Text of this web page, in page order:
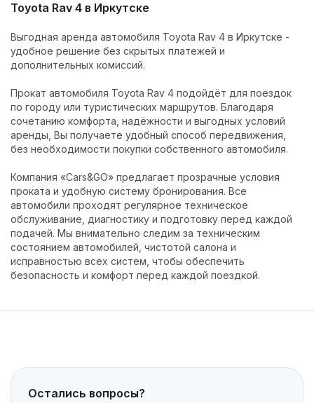
Toyota Rav 4 в Иркутске
Выгодная аренда автомобиля Toyota Rav 4 в Иркутске -
удобное решение без скрытых платежей и
дополнительных комиссий.
Прокат автомобиля Toyota Rav 4 подойдёт для поездок
по городу или туристических маршрутов. Благодаря
сочетанию комфорта, надёжности и выгодных условий
аренды, Вы получаете удобный способ передвижения,
без необходимости покупки собственного автомобиля.
Компания «Cars&GO» предлагает прозрачные условия
проката и удобную систему бронирования. Все
автомобили проходят регулярное техническое
обслуживание, диагностику и подготовку перед каждой
подачей. Мы внимательно следим за техническим
состоянием автомобилей, чистотой салона и
исправностью всех систем, чтобы обеспечить
безопасность и комфорт перед каждой поездкой.
Остались вопросы?